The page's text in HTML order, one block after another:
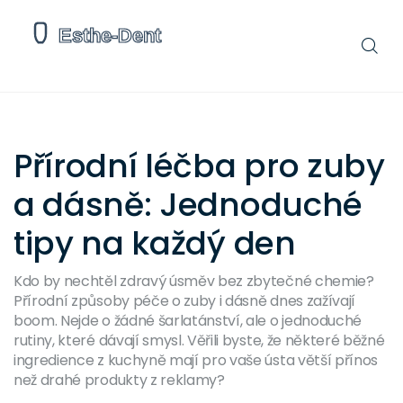
Přírodní léčba pro zuby
a dásně: Jednoduché
tipy na každý den
Kdo by nechtěl zdravý úsměv bez zbytečné chemie?
Přírodní způsoby péče o zuby i dásně dnes zažívají
boom. Nejde o žádné šarlatánství, ale o jednoduché
rutiny, které dávají smysl. Věřili byste, že některé běžné
ingredience z kuchyně mají pro vaše ústa větší přínos
než drahé produkty z reklamy?